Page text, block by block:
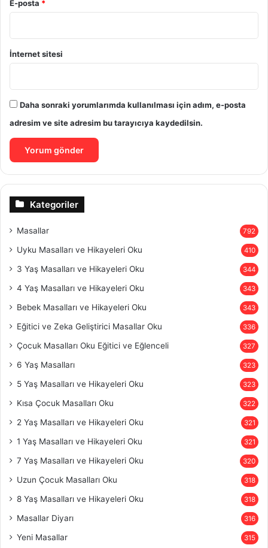
E-posta *
İnternet sitesi
Daha sonraki yorumlarımda kullanılması için adım, e-posta
adresim ve site adresim bu tarayıcıya kaydedilsin.
Kategoriler
Masallar 792
Uyku Masalları ve Hikayeleri Oku 410
3 Yaş Masalları ve Hikayeleri Oku 344
4 Yaş Masalları ve Hikayeleri Oku 343
Bebek Masalları ve Hikayeleri Oku 343
Eğitici ve Zeka Geliştirici Masallar Oku 336
Çocuk Masalları Oku Eğitici ve Eğlenceli 327
6 Yaş Masalları 323
5 Yaş Masalları ve Hikayeleri Oku 323
Kısa Çocuk Masalları Oku 322
2 Yaş Masalları ve Hikayeleri Oku 321
1 Yaş Masalları ve Hikayeleri Oku 321
7 Yaş Masalları ve Hikayeleri Oku 320
Uzun Çocuk Masalları Oku 318
8 Yaş Masalları ve Hikayeleri Oku 318
Masallar Diyarı 316
Yeni Masallar 315